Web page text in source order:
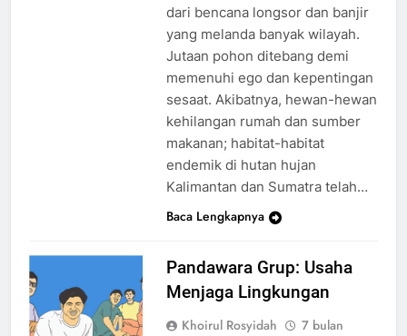
dari bencana longsor dan banjir
yang melanda banyak wilayah.
Jutaan pohon ditebang demi
memenuhi ego dan kepentingan
sesaat. Akibatnya, hewan-hewan
kehilangan rumah dan sumber
makanan; habitat-habitat
endemik di hutan hujan
Kalimantan dan Sumatra telah…
Baca Lengkapnya
Pandawara Grup: Usaha
Menjaga Lingkungan
Khoirul Rosyidah
7 bulan